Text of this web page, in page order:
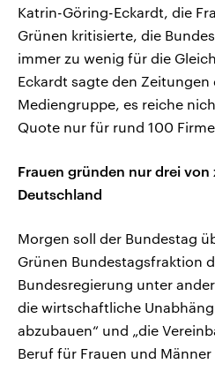
Katrin-Göring-Eckardt, die
Grünen kritisierte, die
immer zu wenig für die
Eckardt sagte den Zeitungen
Mediengruppe, es reiche
Quote nur für rund 100
Frauen gründen nur drei
Deutschland
Morgen soll der Bundestag
Grünen Bundestagsfraktion
Bundesregierung unter
die wirtschaftliche
abzubauen“ und „die
Beruf für Frauen und